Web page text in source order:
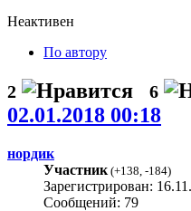
Неактивен
По автору
2 6
02.01.2018 00:18
нордик
Участник (+138 -184)
Зарегистрирован:
Сообщений: 79